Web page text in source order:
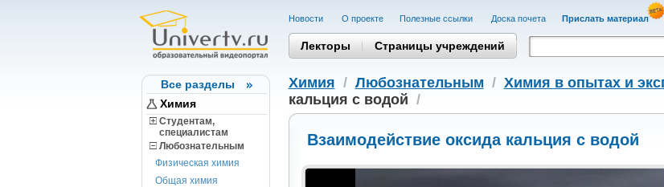
Все разделы
Химия
Студентам,
cпециалистам
Любознательным
Физическая химия
Общая химия
Новости О проекте Полезные cсылки Доска почета Прислать материал
Лекторы Страницы учреждений
Химия / Любознательным / Химия в опытах и
кальция с водой /
Взаимодействие оксида кальция с водой